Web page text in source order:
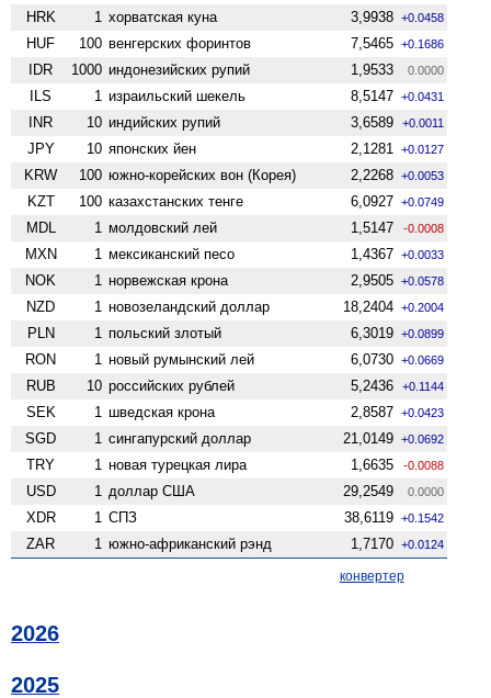
HRK 1 хорватская куна 3,9938 +0.0458
HUF 100 венгерских форинтов 7,5465 +0.1686
IDR 1000 индонезийских рупий 1,9533 0.0000
ILS 1 израильский шекель 8,5147 +0.0431
INR 10 индийских рупий 3,6589 +0.0011
JPY 10 японских йен 2,1281 +0.0127
KRW 100 южно-корейских вон (Корея) 2,2268 +0.0053
KZT 100 казахстанских тенге 6,0927 +0.0749
MDL 1 молдовский лей 1,5147 -0.0008
MXN 1 мексиканский песо 1,4367 +0.0033
NOK 1 норвежская крона 2,9505 +0.0578
NZD 1 ново­зеландский доллар 18,2404 +0.2004
PLN 1 польский злотый 6,3019 +0.0899
RON 1 новый румынский лей 6,0730 +0.0669
RUB 10 российских рублей 5,2436 +0.1144
SEK 1 шведская крона 2,8587 +0.0423
SGD 1 сингапурский доллар 21,0149 +0.0692
TRY 1 новая турецкая лира 1,6635 -0.0088
USD 1 доллар США 29,2549 0.0000
XDR 1 СПЗ 38,6119 +0.1542
ZAR 1 южно-африканский рэнд 1,7170 +0.0124
конвертер
2026
2025